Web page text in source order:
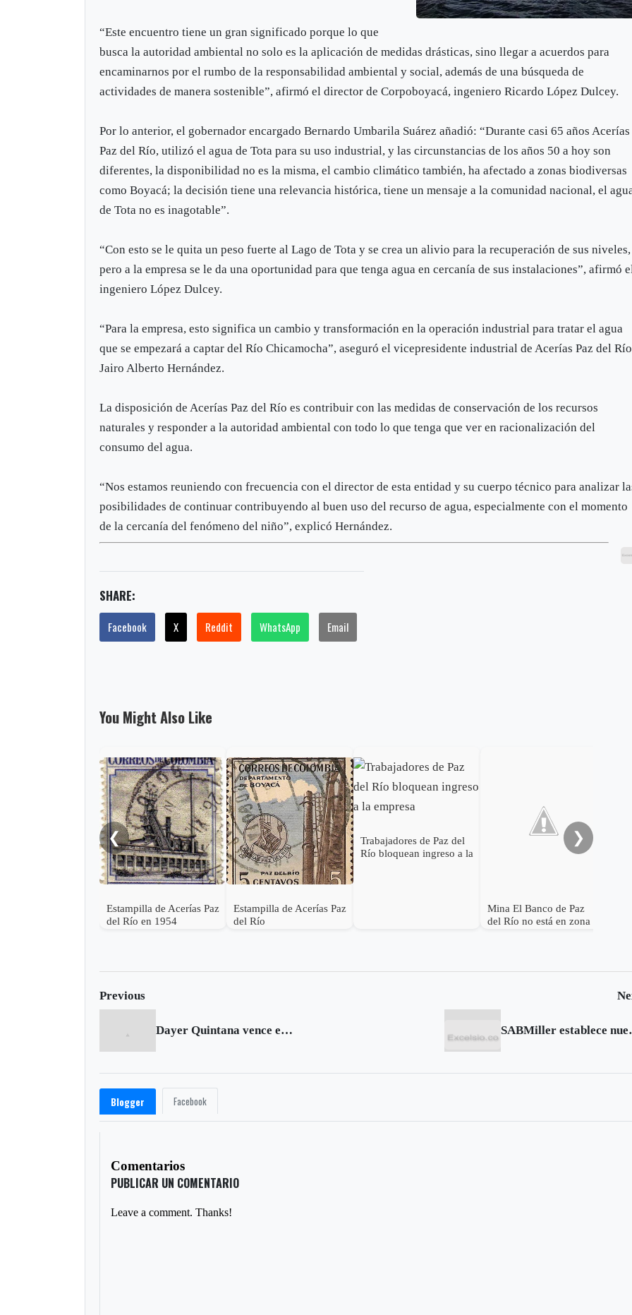
“Este encuentro tiene un gran significado porque lo que
busca la autoridad ambiental no solo es la aplicación de medidas drásticas, sino llegar a acuerdos para
encaminarnos por el rumbo de la responsabilidad ambiental y social, además de una búsqueda de
actividades de manera sostenible”, afirmó el director de Corpoboyacá, ingeniero Ricardo López Dulcey.
Por lo anterior, el gobernador encargado Bernardo Umbarila Suárez añadió: “Durante casi 65 años Acerías
Paz del Río, utilizó el agua de Tota para su uso industrial, y las circunstancias de los años 50 a hoy son
diferentes, la disponibilidad no es la misma, el cambio climático también, ha afectado a zonas biodiversas
como Boyacá; la decisión tiene una relevancia histórica, tiene un mensaje a la comunidad nacional, el
de Tota no es inagotable”.
“Con esto se le quita un peso fuerte al Lago de Tota y se crea un alivio para la recuperación de sus niveles,
pero a la empresa se le da una oportunidad para que tenga agua en cercanía de sus instalaciones”, afirmó
ingeniero López Dulcey.
“Para la empresa, esto significa un cambio y transformación en la operación industrial para tratar el agua
que se empezará a captar del Río Chicamocha”, aseguró el vicepresidente industrial de Acerías Paz del
Jairo Alberto Hernández.
La disposición de Acerías Paz del Río es contribuir con las medidas de conservación de los recursos
naturales y responder a la autoridad ambiental con todo lo que tenga que ver en racionalización del
consumo del agua.
“Nos estamos reuniendo con frecuencia con el director de esta entidad y su cuerpo técnico para analizar
posibilidades de continuar contribuyendo al buen uso del recurso de agua, especialmente con el momento
de la cercanía del fenómeno del niño”, explicó Hernández.
SHARE:
Facebook X Reddit WhatsApp Email
You Might Also Like
❮
Estampilla de Acerías Paz
del Río en 1954
Estampilla de Acerías Paz
del Río
Trabajadores de Paz del
Río bloquean ingreso a la
Mina El Banco de Paz
del Río no está en zona
❯
Previous
Dayer Quintana vence en la tercera etapa del Tour de Austria
Blogger Facebook
Comentarios
PUBLICAR UN COMENTARIO
Leave a comment. Thanks!